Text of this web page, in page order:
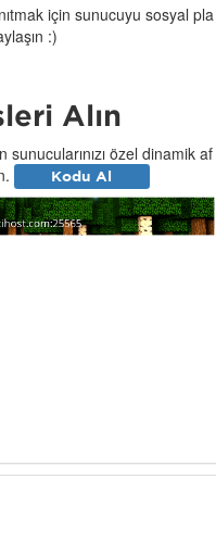
için sunucuyu sosyal pla
:)
Alın
sunucularınızı özel dinamik af
Kodu Al